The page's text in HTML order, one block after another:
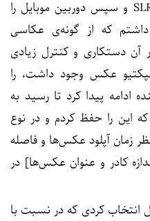
جدی‌تر شد و ابتدا دوربین‌های SLR و سپس دوربین موبایل را
داشتم که از گونه‌ی عکاسی
دستکاری و کنترل زیادی
عکس وجود داشت، را
ادامه پیدا کرد تا رسید به
این را حفظ کردم و در نوع
زمان آپلود عکس‌ها و فاصله
کادر و عنوان عکس‌ها] در
انتخاب کردی که در نسبت با